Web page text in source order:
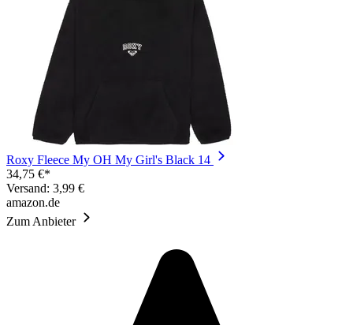
Roxy Fleece My OH My Girl's Black 14
34,75 €*
Versand: 3,99 €
amazon.de
Zum Anbieter